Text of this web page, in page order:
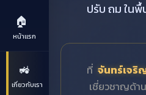
🏠
หน้าแรก
🚜
เกี่ยวกับเรา
ปรับ ถม ใน
ที่ จันทร์เจริ
เชี่ยวชาญด้า